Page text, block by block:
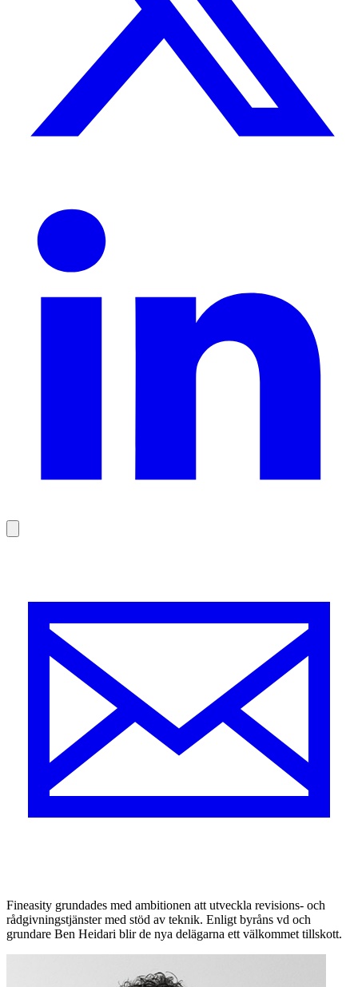
Fineasity grundades med ambitionen att utveckla revisions- och
rådgivningstjänster med stöd av teknik. Enligt byråns vd och
grundare Ben Heidari blir de nya delägarna ett välkommet tillskott.